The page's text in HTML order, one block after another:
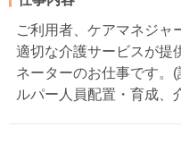
ご利用者、ケアマネジャ
適切な介護サービスが提
ネーターのお仕事です。
ルパー人員配置・育成